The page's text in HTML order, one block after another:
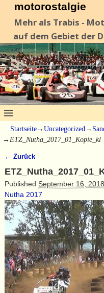
motorostalgie
Mehr als Trabis -
auf dem Gebiet der
Startseite→ Uncategorized →
→ ETZ_Nutha_2017_01_Kopie_kl
Bilder-Navigation
← Zurück
Published September 16, 2018
Nutha 2017